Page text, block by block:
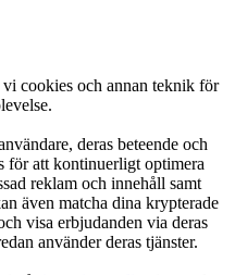
cookies och annan teknik för
deras beteende och
för att kontinuerligt optimera
reklam och innehåll samt
även matcha dina krypterade
visa erbjudanden via deras
använder deras tjänster.